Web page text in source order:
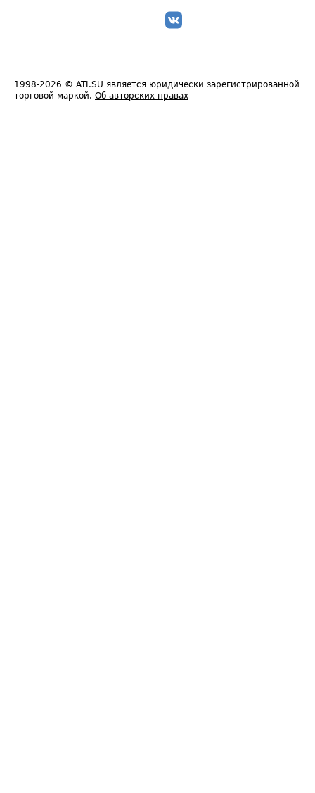
1998-2026 © ATI.SU является юридически зарегистрированной
торговой маркой. Об авторских правах